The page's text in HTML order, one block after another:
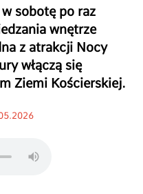
sobotę po raz
wnętrze
z atrakcji Nocy
włączą się
Ziemi Kościerskiej.